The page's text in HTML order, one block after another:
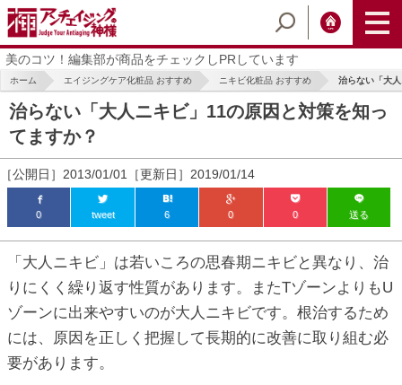
美のコツ！編集部が商品をチェックしPRしています
ホーム エイジングケア化粧品 おすすめ ニキビ化粧品 おすすめ 治らない「大
治らない「大人ニキビ」11の原因と対策を知っ
てますか？
［公開日］2013/01/01［更新日］2019/01/14
0 tweet 6 0 0 送る
「大人ニキビ」は若いころの思春期ニキビと異なり、治
りにくく繰り返す性質があります。またTゾーンよりもU
ゾーンに出来やすいのが大人ニキビです。根治するため
には、原因を正しく把握して長期的に改善に取り組む必
要があります。
antiaging/wp-